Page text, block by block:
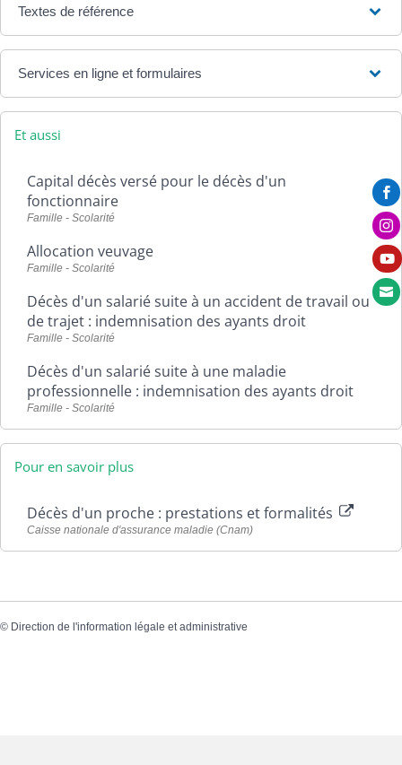




Textes de référence
Services en ligne et formulaires
Et aussi
Capital décès versé pour le décès d'un
fonctionnaire
Famille - Scolarité
Allocation veuvage
Famille - Scolarité
Décès d'un salarié suite à un accident de travail ou
de trajet : indemnisation des ayants droit
Famille - Scolarité
Décès d'un salarié suite à une maladie
professionnelle : indemnisation des ayants droit
Famille - Scolarité
Pour en savoir plus
Décès d'un proche : prestations et formalités
Caisse nationale d'assurance maladie (Cnam)
© Direction de l'information légale et administrative